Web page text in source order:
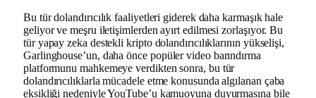
Bu tür dolandırıcılık faaliyetleri giderek daha karmaşık hale
geliyor ve meşru iletişimlerden ayırt edilmesi zorlaşıyor. Bu
tür yapay zeka destekli kripto dolandırıcılıklarının yükselişi,
Garlinghouse’un, daha önce popüler video barındırma
platformunu mahkemeye verdikten sonra, bu tür
dolandırıcılıklarla mücadele etme konusunda algılanan çaba
eksikliği nedeniyle YouTube’u kamuoyuna duyurmasına bile